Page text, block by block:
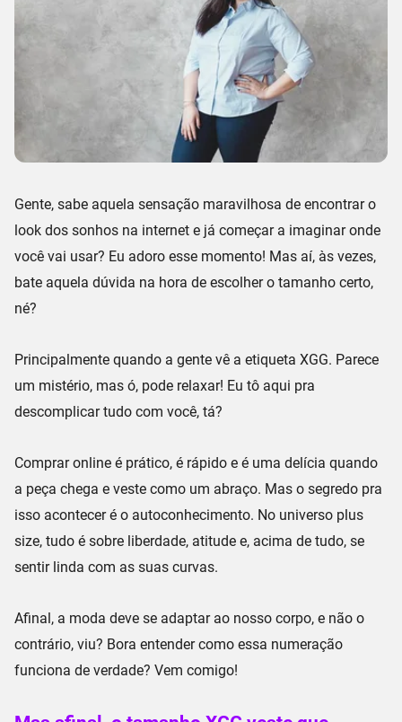
Gente, sabe aquela sensação maravilhosa de encontrar o
look dos sonhos na internet e já começar a imaginar onde
você vai usar? Eu adoro esse momento! Mas aí, às vezes,
bate aquela dúvida na hora de escolher o tamanho certo,
né?
Principalmente quando a gente vê a etiqueta XGG. Parece
um mistério, mas ó, pode relaxar! Eu tô aqui pra
descomplicar tudo com você, tá?
Comprar online é prático, é rápido e é uma delícia quando
a peça chega e veste como um abraço. Mas o segredo pra
isso acontecer é o autoconhecimento. No universo plus
size, tudo é sobre liberdade, atitude e, acima de tudo, se
sentir linda com as suas curvas.
Afinal, a moda deve se adaptar ao nosso corpo, e não o
contrário, viu? Bora entender como essa numeração
funciona de verdade? Vem comigo!